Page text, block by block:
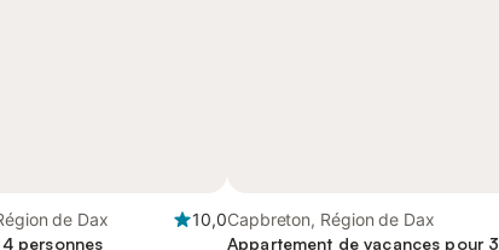
de Dax
10,0
personnes
Capbreton, Région de Dax
Appartement de vacances pour 3